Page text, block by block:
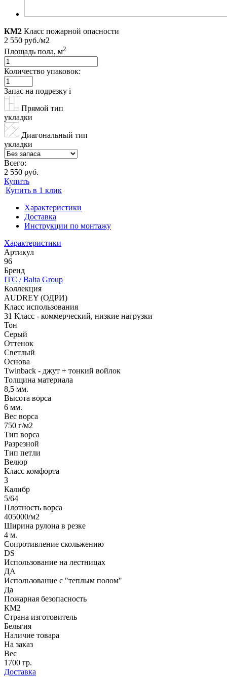
КМ2 Класс пожарной опасности
2 550 руб./м2
Площадь пола, м2
Количество упаковок:
Запас на подрезку i
Прямой тип
укладки
Диагональный тип
укладки
Всего:
2 550 руб.
Купить
Купить в 1 клик
Характеристики
Доставка
Инструкции по монтажу
Характеристики
Артикул
96
Бренд
ITC / Balta Group
Коллекция
AUDREY (ОДРИ)
Класс использования
31 Класс - коммерческий, низкие нагрузки
Тон
Серый
Оттенок
Светлый
Основа
Twinback - джут + тонкий войлок
Толщина материала
8,5 мм.
Высота ворса
6 мм.
Вес ворса
750 г/м2
Тип ворса
Разрезной
Тип петли
Велюр
Класс комфорта
3
Калибр
5/64
Плотность ворса
405000/м2
Ширина рулона в резке
4 м.
Сопротивление скольжению
DS
Использование на лестницах
ДА
Использование с "теплым полом"
Да
Пожарная безопасность
КМ2
Страна изготовитель
Бельгия
Наличие товара
На заказ
Вес
1700 гр.
Доставка